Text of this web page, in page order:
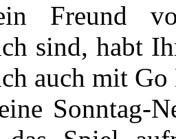
Freund
sind, habt
auch mit
Sonntag-